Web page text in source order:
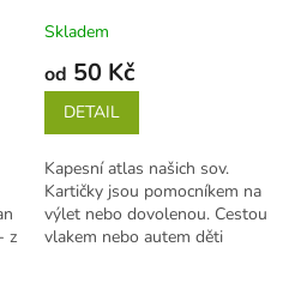
z
Skladem
od 50 Kč
DETAIL
Kapesní atlas našich sov.
Kartičky jsou pomocníkem na
výlet nebo dovolenou. Cestou
vlakem nebo autem děti